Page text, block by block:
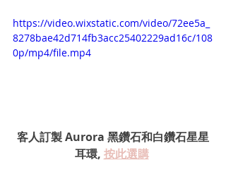
https://video.wixstatic.com/video/72ee5a_
8278bae42d714fb3acc25402229ad16c/108
0p/mp4/file.mp4
客人訂製 Aurora 黑鑽石和白鑽石星星
耳環, 按此選購